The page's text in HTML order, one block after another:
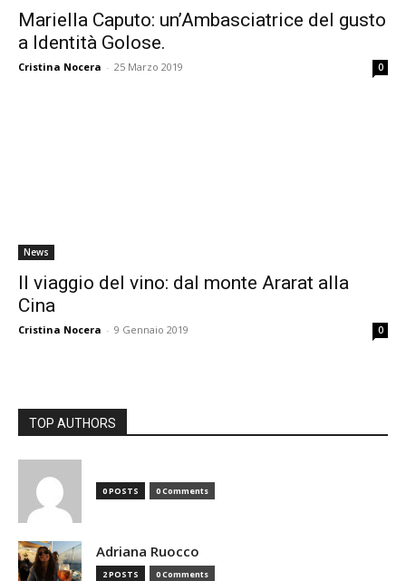
Mariella Caputo: un’Ambasciatrice del gusto
a Identità Golose.
Cristina Nocera - 25 Marzo 2019 0
News
Il viaggio del vino: dal monte Ararat alla
Cina
Cristina Nocera - 9 Gennaio 2019 0
TOP AUTHORS
0 POSTS 0 Comments
Adriana Ruocco
2 POSTS 0 Comments